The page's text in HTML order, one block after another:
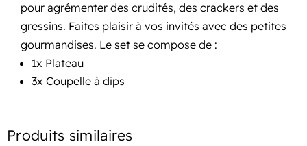
pour agrémenter des crudités, des crackers et des
gressins. Faites plaisir à vos invités avec des petites
gourmandises. Le set se compose de :
1x Plateau
3x Coupelle à dips
Produits similaires